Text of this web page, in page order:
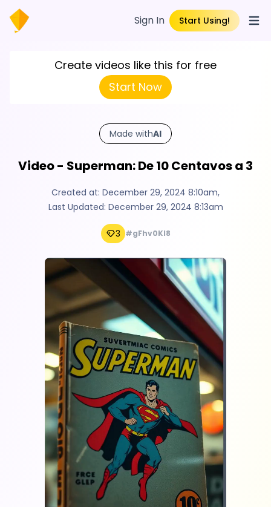
Sign In Start Using!
Create videos like this for free
Start Now
Made withAI
Video - Superman: De 10 Centavos a 3
Created at: December 29, 2024 8:10am,
Last Updated: December 29, 2024 8:13am
3 #gFhv0KI8